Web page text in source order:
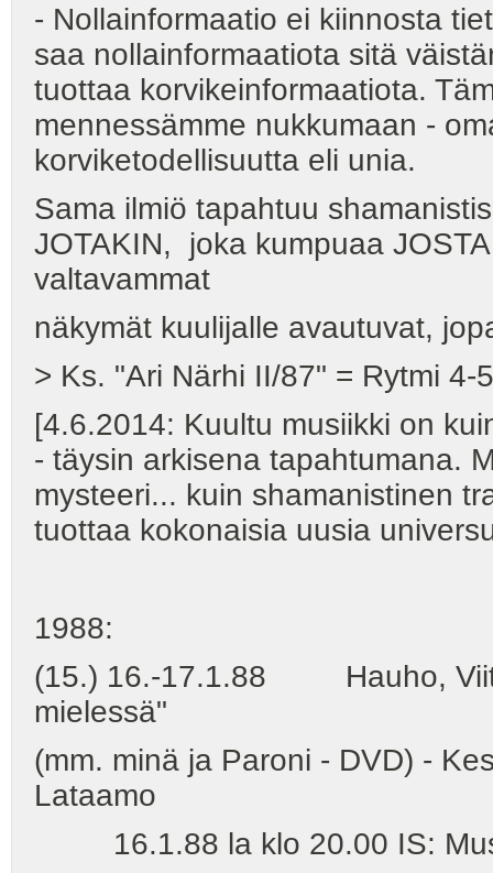
- Nollainformaatio ei kiinnosta
saa nollainformaatiota sitä
tuottaa korvikeinformaatiota.
mennessämme nukkumaan -
korviketodellisuutta eli unia.
Sama ilmiö tapahtuu
JOTAKIN, joka kumpuaa
valtavammat
näkymät kuulijalle avautuvat,
> Ks. "Ari Närhi II/87" = Rytmi 4-
[4.6.2014: Kuultu musiikki on
- täysin arkisena tapahtumana.
mysteeri... kuin shamanistinen
tuottaa kokonaisia uusia
1988:
(15.) 16.-17.1.88 Hauho,
mielessä"
(mm. minä ja Paroni - DVD) -
Lataamo
16.1.88 la klo 20.00 IS: